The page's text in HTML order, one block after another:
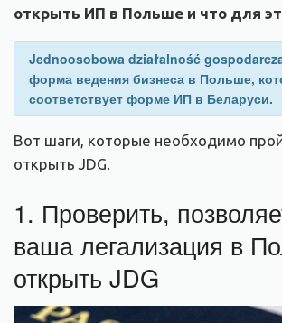
открыть ИП в Польше и что для
Jednoosobowa działalność
форма ведения бизнеса в Польше,
соответствует форме ИП в Беларуси.
Вот шаги, которые необходимо
открыть JDG.
1. Проверить,
ваша легализация в
открыть JDG